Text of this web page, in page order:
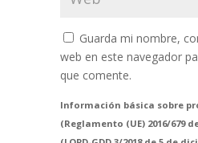
Guarda mi nombre,
web en este navegador
que comente.
Información básica sobre
(Reglamento (UE) 2016/679